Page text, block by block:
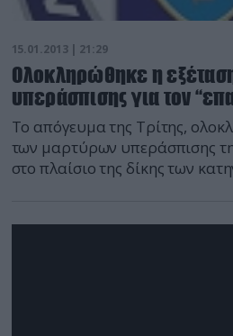
15.01.2013 | 21:29
Ολοκληρώθηκε η
υπεράσπισης για τον
Το απόγευμα της Τρίτης,
των μαρτύρων υπεράσπισης
στο πλαίσιο της δίκης των
συναδέλφους οι οποίοι σε